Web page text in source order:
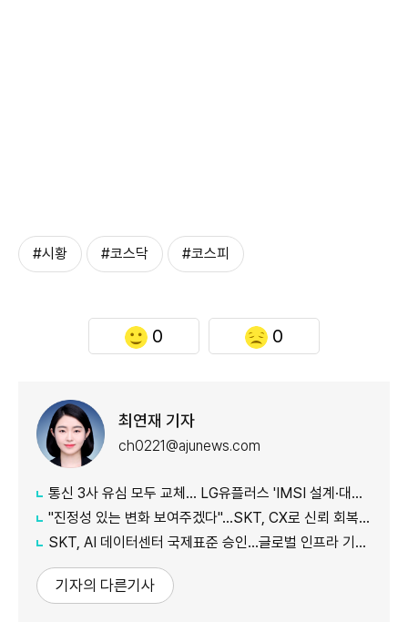
#시황 #코스닥 #코스피
0 0
최연재 기자
ch0221@ajunews.com
통신 3사 유심 모두 교체… LG유플러스 'IMSI 설계·대응 시점' 놓고 갑론을박
"진정성 있는 변화 보여주겠다"…SKT, CX로 신뢰 회복 나선다
SKT, AI 데이터센터 국제표준 승인…글로벌 인프라 기준 제시
기자의 다른기사